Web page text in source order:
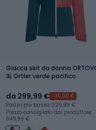
Giacca skit da donna
3L Ortler verde pacifico
da 299,99 € -30,00 €
Prezzo più basso: 329,99 €
Prezzo consigliato dal produttore:
649,99 €